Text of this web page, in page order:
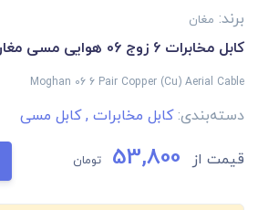
برند: مغان
کابل مخابرات 6 زوج 06 هوایی مسی مغان
Moghan 06 6 Pair Copper (Cu) Aerial Cable
دسته‌بندی:کابل مخابرات ,کابل مسی
قیمت از 53,800 تومان